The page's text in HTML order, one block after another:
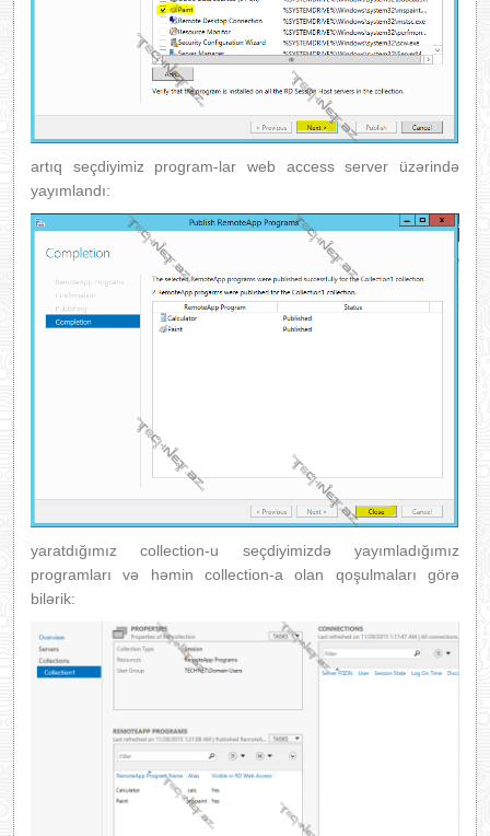
artıq seçdiyimiz program-lar web access server üzərində
yayımlandı:
yaratdığımız collection-u seçdiyimizdə yayımladığımız
programları və həmin collection-a olan qoşulmaları görə
bilərik: